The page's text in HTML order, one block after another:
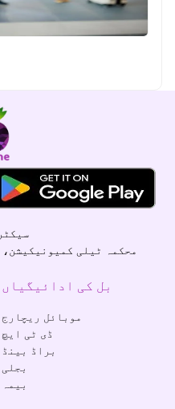
B-6 سیکٹر 4 نوئیڈا، یو پی، 201301
بل کی ادائیگیاں
موبائل ریچارج
ڈی ٹی ایچ
براڈ بینڈ
بجلی
بیمہ